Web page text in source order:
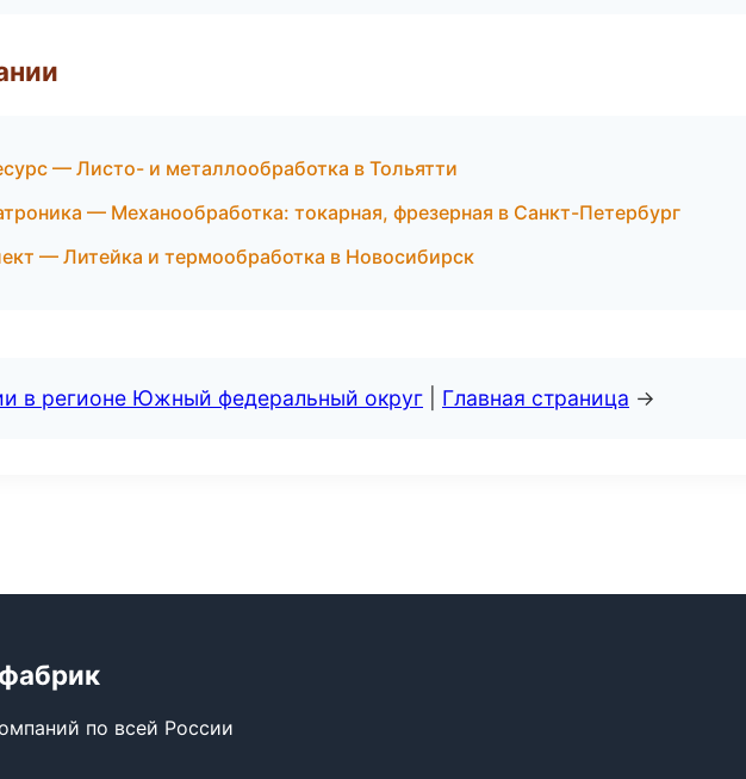
— Листо- и металлообработка в Тольятти
— Механообработка: токарная, фрезерная в Санкт-Петербург
— Литейка и термообработка в Новосибирск
в регионе Южный федеральный округ Главная страница →
по всей России